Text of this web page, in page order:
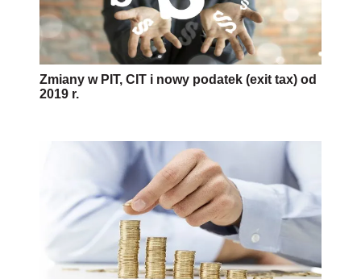
Zmiany w PIT, CIT i nowy podatek (exit tax) od
2019 r.